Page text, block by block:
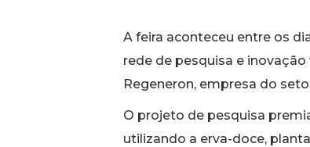
A feira aconteceu entre os
rede de pesquisa e
Regeneron, empresa do
O projeto de pesquisa
utilizando a erva-doce,